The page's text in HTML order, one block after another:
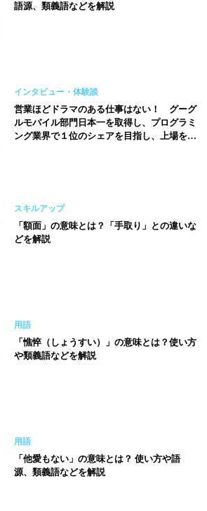
語源、類義語などを解説
インタビュー・体験談
営業ほどドラマのある仕事はない！ グーグ
ルモバイル部門日本一を取得し、プログラミ
ング業界で１位のシェアを目指し、上場を果
スキルアップ
「額面」の意味とは？「手取り」との違いな
どを解説
用語
「憔悴（しょうすい）」の意味とは？使い方
や類義語などを解説
用語
「他愛もない」の意味とは？ 使い方や語
源、類義語などを解説